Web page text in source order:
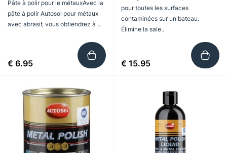
Pâte à polir pour le métauxAvec la
pâte à polir Autosol pour métaux
avec abrasif, vous obtiendrez à ..
€ 6.95
pour toutes les surfaces
contaminées sur un bateau.
Élimine la sale..
€ 15.95